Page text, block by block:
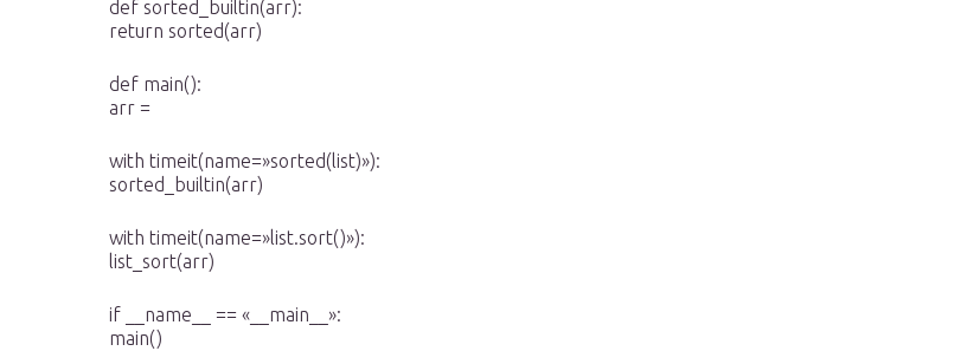
def sorted_builtin(arr):
return sorted(arr)
def main():
arr =
with timeit(name=»sorted(list)»):
sorted_builtin(arr)
with timeit(name=»list.sort()»):
list_sort(arr)
if __name__ == «__main__»:
main()